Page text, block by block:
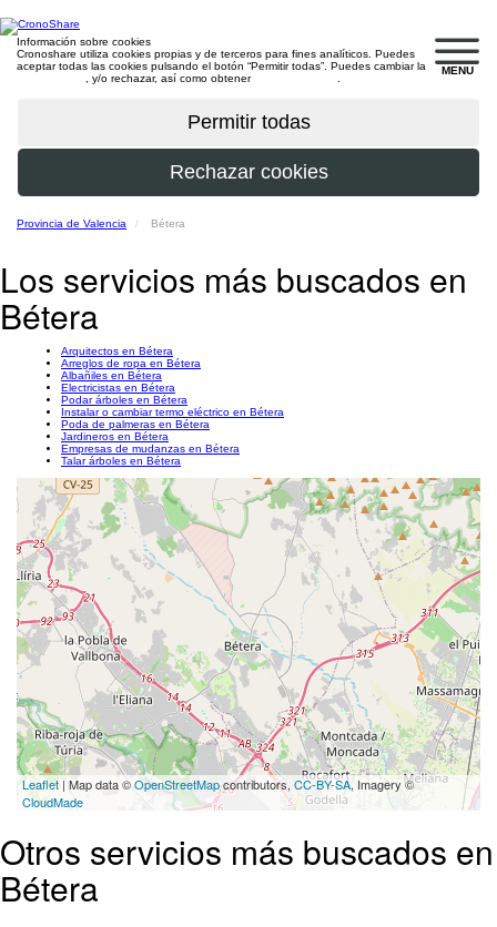
MENU
Información sobre cookies
Cronoshare utiliza cookies propias y de terceros para fines analíticos. Puedes
aceptar todas las cookies pulsando el botón “Permitir todas”. Puedes cambiar la
, y/o rechazar, así como obtener
Provincia de Valencia Bétera
Los servicios más buscados en
Bétera
Arquitectos en Bétera
Arreglos de ropa en Bétera
Albañiles en Bétera
Electricistas en Bétera
Podar árboles en Bétera
Instalar o cambiar termo eléctrico en Bétera
Poda de palmeras en Bétera
Jardineros en Bétera
Empresas de mudanzas en Bétera
Talar árboles en Bétera
Leaflet | Map data ©OpenStreetMapcontributors, CC-BY-SA, Imagery ©
CloudMade
Otros servicios más buscados en
Bétera